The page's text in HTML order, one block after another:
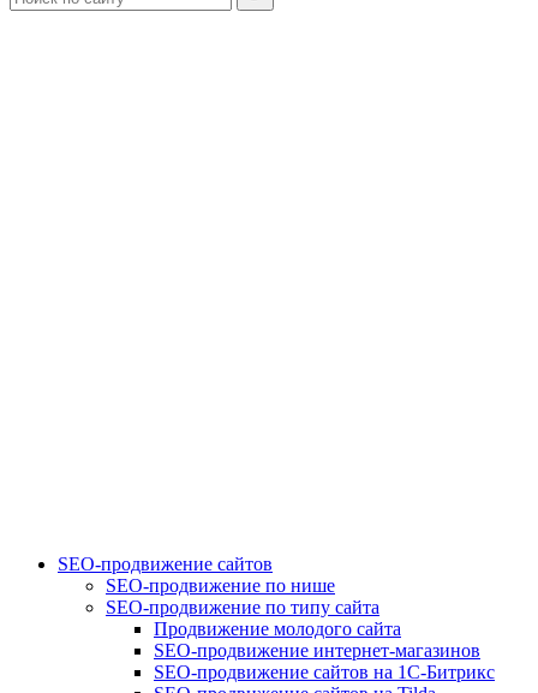
SEO-продвижение сайтов
SEO-продвижение по нише
SEO-продвижение по типу сайта
Продвижение молодого сайта
SEO-продвижение интернет-магазинов
SEO-продвижение сайтов на 1С-Битрикс